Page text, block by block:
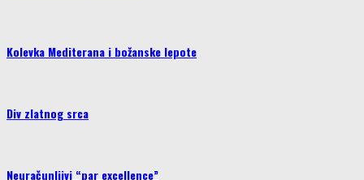
Kolevka Mediterana i božanske lepote
Div zlatnog srca
Neuračunljivi “par excellence”